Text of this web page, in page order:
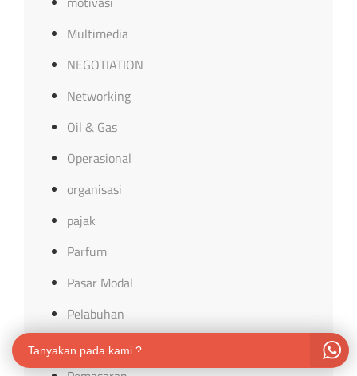
Multimedia
NEGOTIATION
Networking
Oil & Gas
Operasional
organisasi
pajak
Parfum
Pasar Modal
Pelabuhan
PELAYANAN
Tanyakan pada kami ?